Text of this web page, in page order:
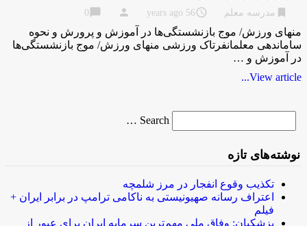
مدرسه معلم access_time
56 years ago
person
chat_bubble
منهای ورزش/ موج بازنشستگی‌ها در آموزش و پرورش و نحوه
ساماندهی معلمانفرتاک ورزشی منهای ورزش/ موج بازنشستگی‌ها
در آموزش و …
View article...
for
Search …
نوشته‌های تازه
تکذیب وقوع انفجار در مرز شلمچه
اعتراف رسانه صهیونیستی به ناکامی ترامپ در برابر ایران +
فیلم
پزشکیان: وفاق ملی مهم‌ترین سرمایه ایران برای عبور از